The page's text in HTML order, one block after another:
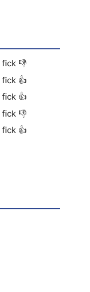
fick 👎
fick 👍
fick 👍
fick 👎
fick 👍